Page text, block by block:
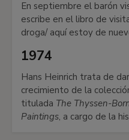
En septiembre el barón
escribe en el libro de
droga/ aquí estoy de
1974
Hans Heinrich trata de
crecimiento de la
titulada The Thyssen-
Paintings, a cargo de la